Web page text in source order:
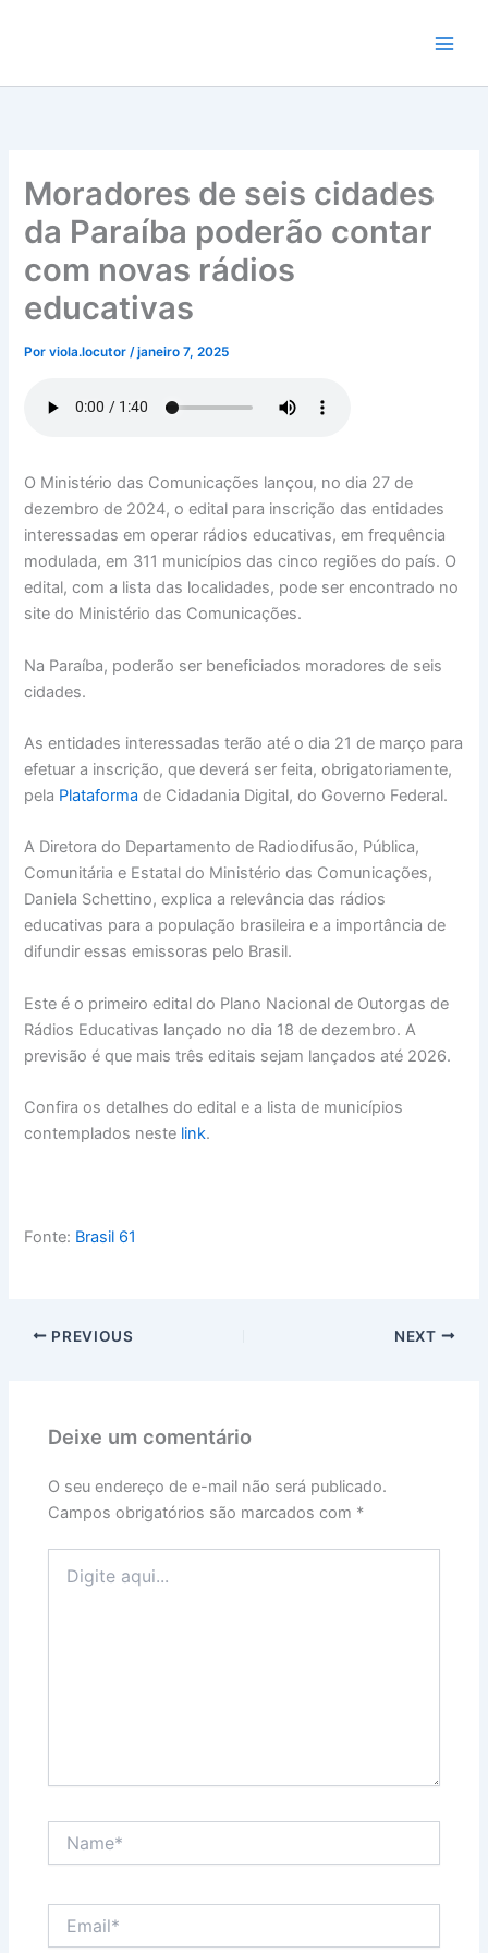
conteúdo
Moradores de seis cidades
da Paraíba poderão contar
com novas rádios
educativas
Porviola.locutor/janeiro 7, 2025
O Ministério das Comunicações lançou, no dia 27 de
dezembro de 2024, o edital para inscrição das entidades
interessadas em operar rádios educativas, em frequência
modulada, em 311 municípios das cinco regiões do país. O
edital, com a lista das localidades, pode ser encontrado no
site do Ministério das Comunicações.
Na Paraíba, poderão ser beneficiados moradores de seis
cidades.
As entidades interessadas terão até o dia 21 de março para
efetuar a inscrição, que deverá ser feita, obrigatoriamente,
pela Plataformade Cidadania Digital, do Governo Federal.
A Diretora do Departamento de Radiodifusão, Pública,
Comunitária e Estatal do Ministério das Comunicações,
Daniela Schettino, explica a relevância das rádios
educativas para a população brasileira e a importância de
difundir essas emissoras pelo Brasil.
Este é o primeiro edital do Plano Nacional de Outorgas de
Rádios Educativas lançado no dia 18 de dezembro. A
previsão é que mais três editais sejam lançados até 2026.
Confira os detalhes do edital e a lista de municípios
contemplados neste link.
Fonte: Brasil 61
PREVIOUS NEXT
Deixe um comentário
O seu endereço de e-mail não será publicado.
Campos obrigatórios são marcados com *
aqui...